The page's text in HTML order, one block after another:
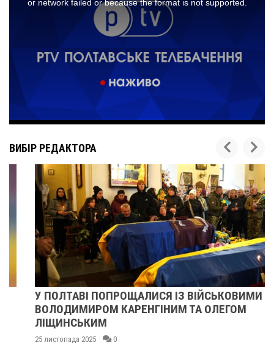
ВИБІР РЕДАКТОРА
У ПОЛТАВІ ПОПРОЩАЛИСЯ ІЗ ВІЙСЬКОВИМИ
ВОЛОДИМИРОМ КАРЕНГІНИМ ТА ОЛЕГОМ
ЛІЩИНСЬКИМ
25 листопада 2025 0